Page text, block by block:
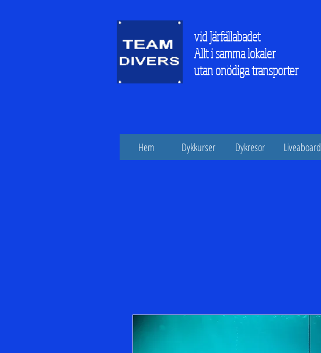
vid Järfällabadet
Allt i samma lokaler
utan onödiga transporter
Hem Dykkurser Dykresor Liveaboard